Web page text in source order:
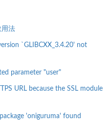
用法
`GLIBCXX_3.4.20' not
parameter "user"
URL because the SSL module
'oniguruma' found